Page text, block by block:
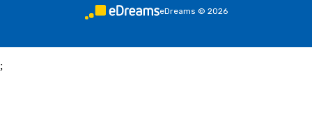
eDreams © 2026
;